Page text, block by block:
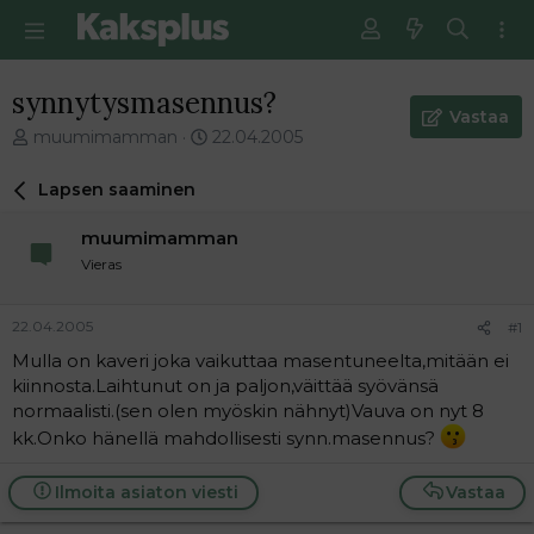
synnytysmasennus?
V
e
i
t
u
n
a
l
i
t
t
muumimamman
E
m
n
v
i
e
t
i
22.04.2005
Vastaa
Lapsen saaminen
muumimamman
Vieras
22.04.2005 #1
Mulla on kaveri joka vaikuttaa masentuneelta,mitään ei
kiinnosta.Laihtunut on ja paljon,väittää syövänsä
normaalisti.(sen olen myöskin nähnyt)Vauva on nyt 8
kk.Onko hänellä mahdollisesti synn.masennus?
Vastaa
Ilmoita asiaton viesti